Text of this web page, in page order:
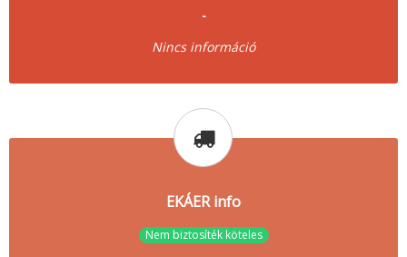
-
Nincs információ
EKÁER info
Nem biztosíték köteles